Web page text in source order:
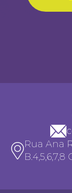
Rua Ana
B.4,5,6,7,8